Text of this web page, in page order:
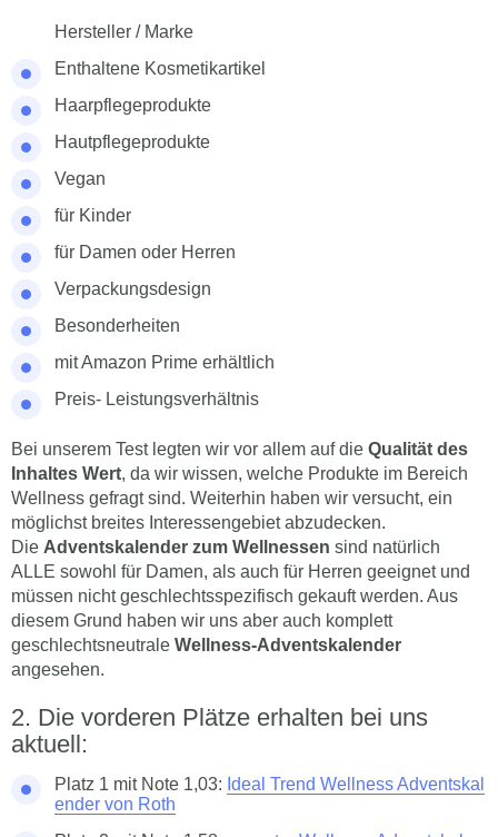
Hersteller / Marke
Enthaltene Kosmetikartikel
Haarpflegeprodukte
Hautpflegeprodukte
Vegan
für Kinder
für Damen oder Herren
Verpackungsdesign
Besonderheiten
mit Amazon Prime erhältlich
Preis- Leistungsverhältnis
Bei unserem Test legten wir vor allem auf die Qualität des
Inhaltes Wert, da wir wissen, welche Produkte im Bereich
Wellness gefragt sind. Weiterhin haben wir versucht, ein
möglichst breites Interessengebiet abzudecken.
Die Adventskalender zum Wellnessen sind natürlich
ALLE sowohl für Damen, als auch für Herren geeignet und
müssen nicht geschlechtsspezifisch gekauft werden. Aus
diesem Grund haben wir uns aber auch komplett
geschlechtsneutrale Wellness-Adventskalender
angesehen.
Die vorderen Plätze erhalten bei uns
aktuell:
Platz 1 mit Note 1,03: Ideal Trend Wellness Adventskal
ender von Roth